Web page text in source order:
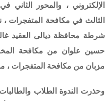
الإلكتروني ، والمحور الثاني
الثالث في مكافحة المتفجرات
شرطة محافظة ديالى العقيد
حسين علوان من مكافحة
مزبان من مكافحة المتفجرات ،
وحذرت الندوة الطلاب والطالبات